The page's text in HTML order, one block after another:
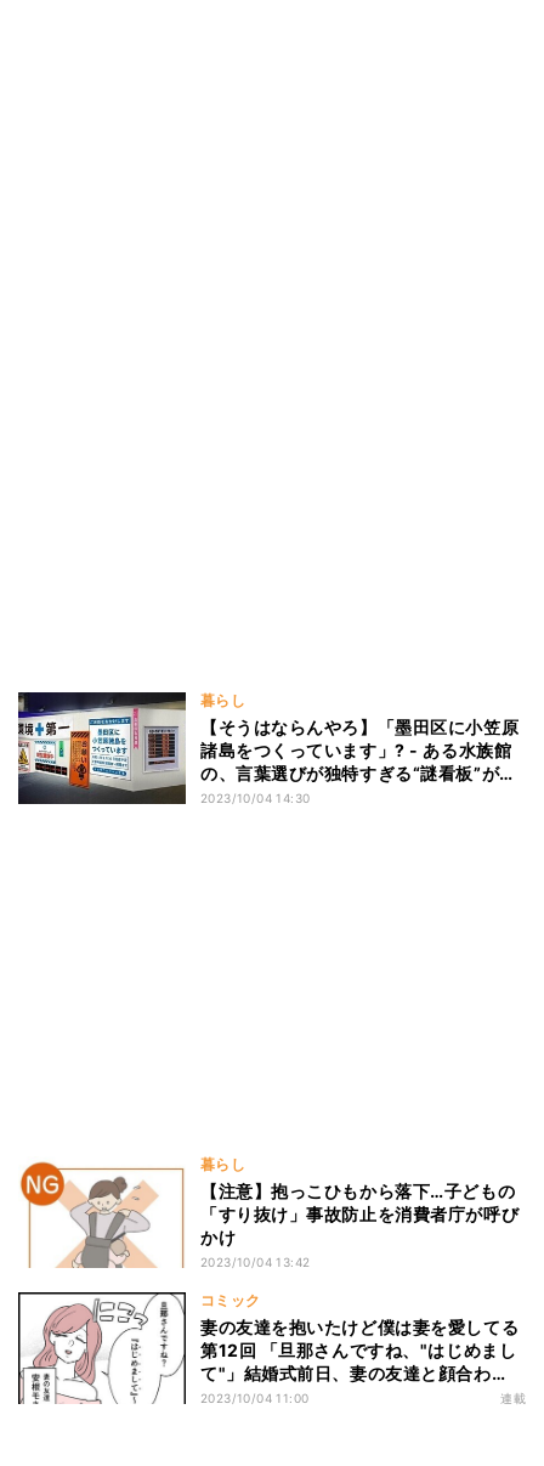
暮らし
【そうはならんやろ】「墨田区に小笠原
諸島をつくっています」? - ある水族館
の、言葉選びが独特すぎる“謎看板”が
SNSで話題に
2023/10/04 14:30
暮らし
【注意】抱っこひもから落下…子どもの
「すり抜け」事故防止を消費者庁が呼び
かけ
2023/10/04 13:42
コミック
妻の友達を抱いたけど僕は妻を愛してる
第12回 「旦那さんですね、"はじめまし
て"」結婚式前日、妻の友達と顔合わ
せ。その場にはあの女性が…
2023/10/04 11:00 連載